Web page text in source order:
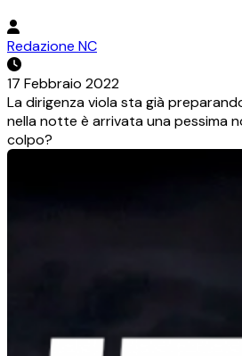
Redazione NC
17 Febbraio 2022
La dirigenza viola sta già
nella notte è arrivata una pessima
colpo?